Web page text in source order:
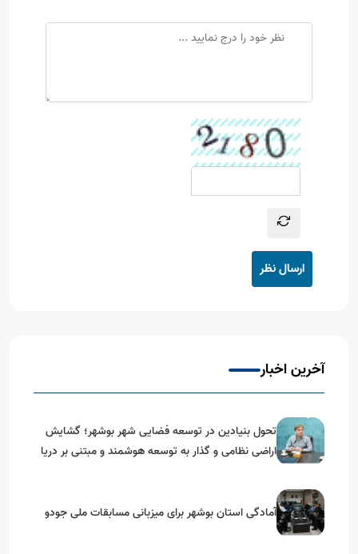
ارسال نظر
آخرین اخبار
تحول بنیادین در توسعه فضایی شهر بوشهر؛ گشایش
اراضی نظامی و گذار به توسعه هوشمند و مبتنی بر دریا
آمادگی استان بوشهر برای میزبانی مسابقات ملی جودو